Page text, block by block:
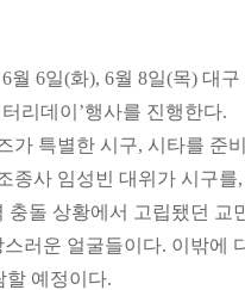
6일(화), 6월 8일(목) 대
리데이’행사를 진행한다.
가 특별한 시구, 시타를 준
종사 임성빈 대위가 시구
돌 상황에서 고립됐던 교
러운 얼굴들이다. 이밖에
할 예정이다.